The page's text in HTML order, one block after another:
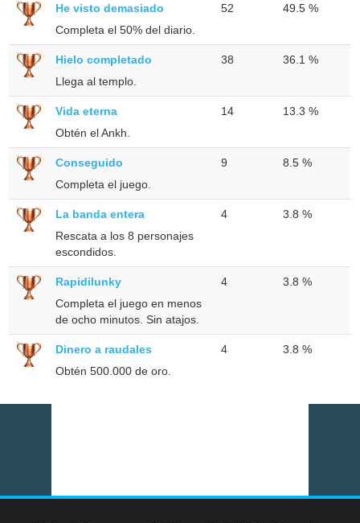
He visto demasiado
Completa el 50% del diario.
52 49.5 %
Hielo completado
Llega al templo.
38 36.1 %
Vida eterna
Obtén el Ankh.
14 13.3 %
Conseguido
Completa el juego.
9 8.5 %
La banda entera
Rescata a los 8 personajes
escondidos.
4 3.8 %
Rapidilunky
Completa el juego en menos
de ocho minutos. Sin atajos.
4 3.8 %
Dinero a raudales
Obtén 500.000 de oro.
4 3.8 %